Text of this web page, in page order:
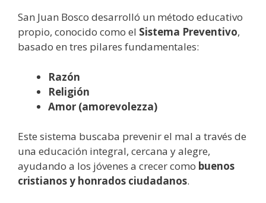
San Juan Bosco desarrolló un método educativo
propio, conocido como el Sistema Preventivo,
basado en tres pilares fundamentales:
Razón
Religión
Amor (amorevolezza)
Este sistema buscaba prevenir el mal a través de
una educación integral, cercana y alegre,
ayudando a los jóvenes a crecer como buenos
cristianos y honrados ciudadanos.